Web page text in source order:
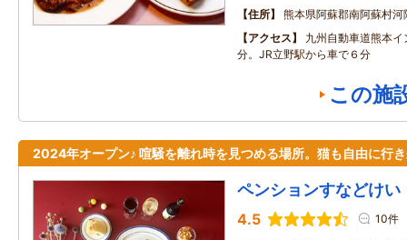
住所
熊本県阿蘇郡南阿蘇村河
アクセス
九州自動車道熊本
分。JR立野駅から車で６分
この施
2024年オープン♪ 喧騒を離れ時を見つめる場所。猫も自由に行
ペンションすなどけい
4.5 10件